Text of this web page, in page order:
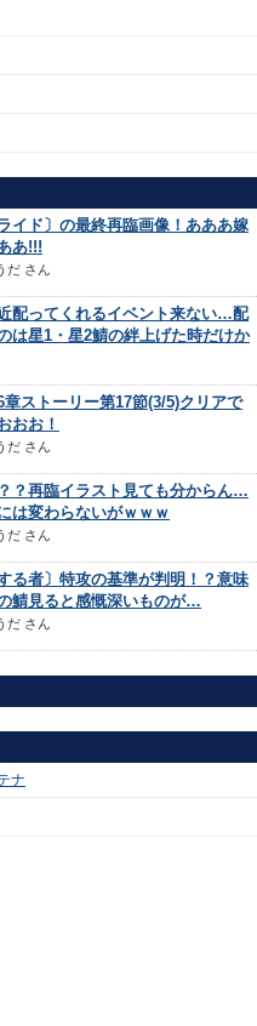
イド〕の最終再臨画像！あああ嫁
あ!!!
だ さん
配ってくれるイベント来ない…配
は星1・星2鯖の絆上げた時だけか
ストーリー第17節(3/5)クリアで
おお！
だ さん
？再臨イラスト見ても分からん…
は変わらないがｗｗｗ
だ さん
る者〕特攻の基準が判明！？意味
鯖見ると感慨深いものが…
だ さん
ナ